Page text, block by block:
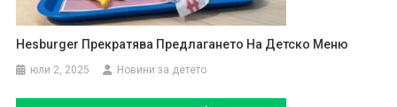
Hesburger Прекратява Предлагането На Детско Меню
юли 2, 2025 Новини за детето